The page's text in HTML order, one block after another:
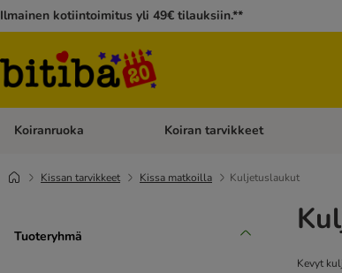
Ilmainen kotiintoimitus yli 49€ tilauksiin.**
Koiranruoka Avaa kategoriavalikko: Koiranruoka
Koiran tarvikkeet
Kissan tarvikkeet Kissa matkoilla Kuljetuslaukut
Tuoteryhmä
Kevyt